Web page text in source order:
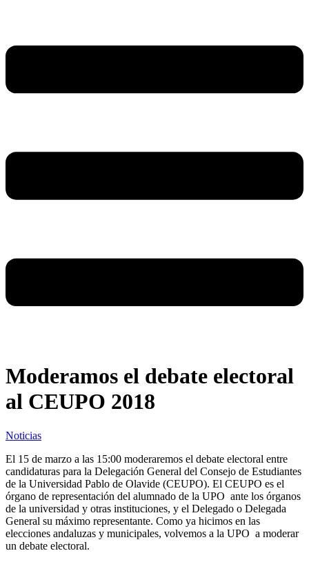
Moderamos el debate electoral
al CEUPO 2018
Noticias
El 15 de marzo a las 15:00 moderaremos el debate electoral entre
candidaturas para la Delegación General del Consejo de Estudiantes
de la Universidad Pablo de Olavide (CEUPO). El CEUPO es el
órgano de representación del alumnado de la UPO ante los órganos
de la universidad y otras instituciones, y el Delegado o Delegada
General su máximo representante. Como ya hicimos en las
elecciones andaluzas y municipales, volvemos a la UPO a moderar
un debate electoral.